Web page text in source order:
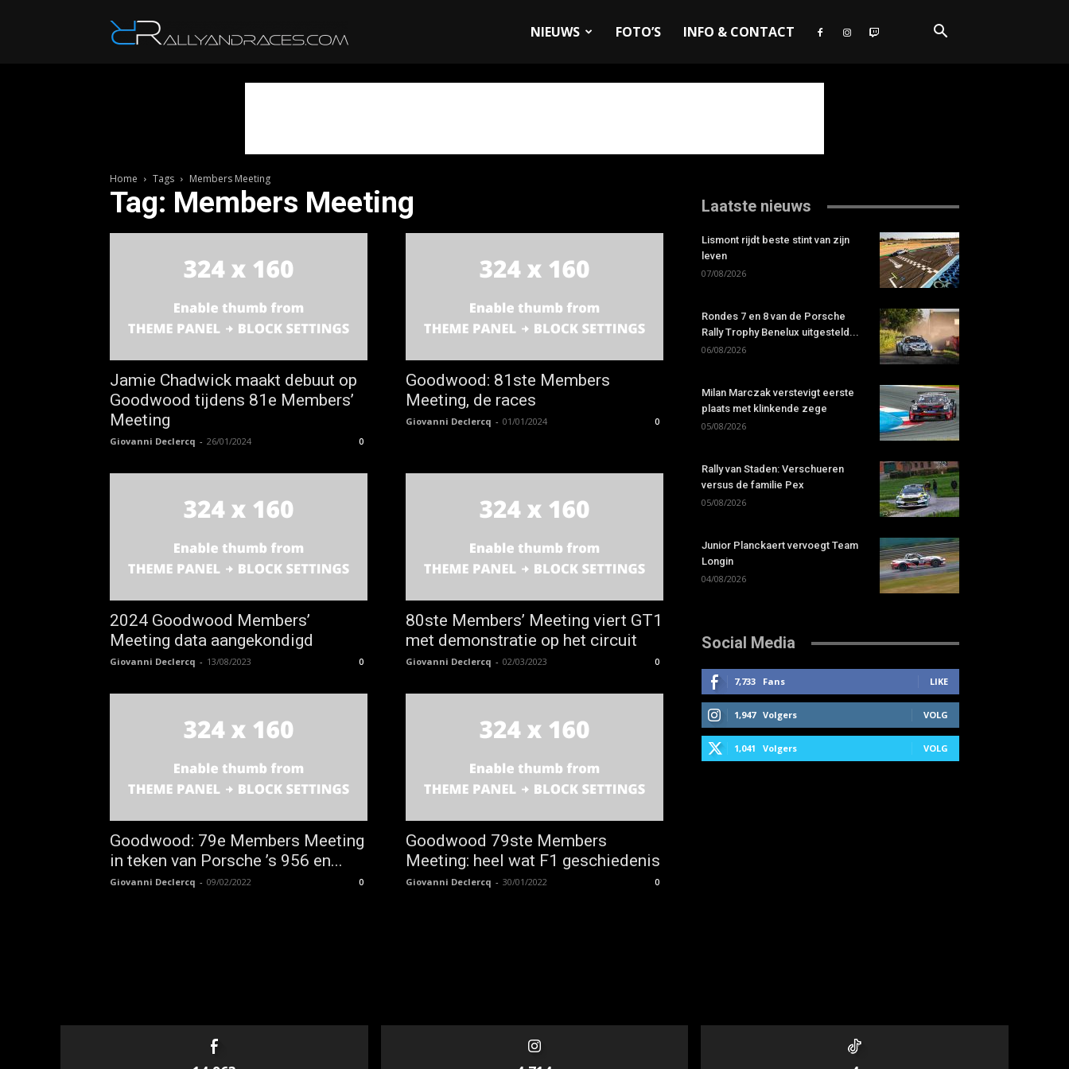
NIEUWS FOTO’S INFO & CONTACT
Home Tags Members Meeting
Tag: Members Meeting
Jamie Chadwick maakt debuut op
Goodwood tijdens 81e Members’
Meeting
Giovanni Declercq - 26/01/2024 0
Goodwood: 81ste Members
Meeting, de races
Giovanni Declercq - 01/01/2024 0
2024 Goodwood Members’
Meeting data aangekondigd
Giovanni Declercq - 13/08/2023 0
80ste Members’ Meeting viert GT1
met demonstratie op het circuit
Giovanni Declercq - 02/03/2023 0
Goodwood: 79e Members Meeting
in teken van Porsche ’s 956 en...
Giovanni Declercq - 09/02/2022 0
Goodwood 79ste Members
Meeting: heel wat F1 geschiedenis
Giovanni Declercq - 30/01/2022 0
Laatste nieuws
Lismont rijdt beste stint van zijn
leven
07/08/2026
Rondes 7 en 8 van de Porsche
Rally Trophy Benelux uitgesteld...
06/08/2026
Milan Marczak verstevigt eerste
plaats met klinkende zege
05/08/2026
Rally van Staden: Verschueren
versus de familie Pex
05/08/2026
Junior Planckaert vervoegt Team
Longin
04/08/2026
Social Media
7,733 Fans LIKE
1,947 Volgers VOLG
1,041 Volgers VOLG